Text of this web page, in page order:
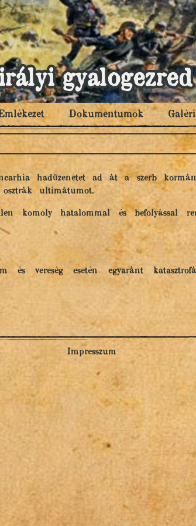
Dokumentumok
hadüzenetet ad át a szerb
ultimátumot.
komoly hatalommal és befolyással
vereség esetén egyaránt
Impresszum